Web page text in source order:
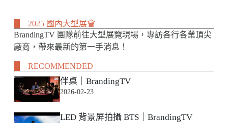
2025 國內大型展會
BrandingTV 團隊前往大型展覽現場，專訪各行各業頂尖
廠商，帶來最新的第一手消息！
RECOMMENDED
伴桌｜BrandingTV
2026-02-23
LED 背景屏拍攝 BTS｜BrandingTV